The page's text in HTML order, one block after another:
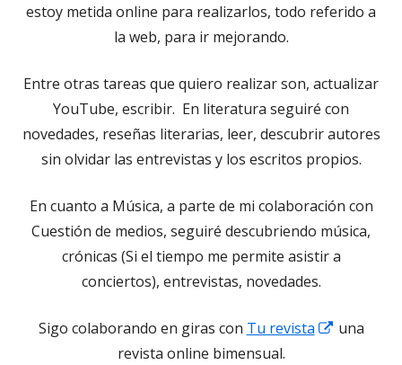
estoy metida online para realizarlos, todo referido a
la web, para ir mejorando.
Entre otras tareas que quiero realizar son, actualizar
YouTube, escribir. En literatura seguiré con
novedades, reseñas literarias, leer, descubrir autores
sin olvidar las entrevistas y los escritos propios.
En cuanto a Música, a parte de mi colaboración con
Cuestión de medios, seguiré descubriendo música,
crónicas (Si el tiempo me permite asistir a
conciertos), entrevistas, novedades.
Sigo colaborando en giras con Tu revista
Abrir
una
revista online bimensual.